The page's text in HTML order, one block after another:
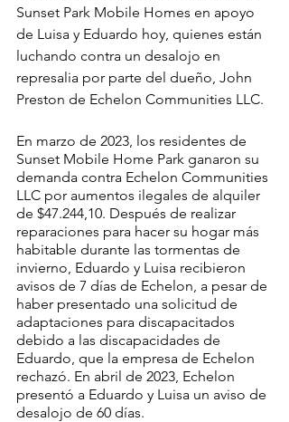
Sunset Park Mobile Homes en apoyo
de Luisa y Eduardo hoy, quienes están
luchando contra un desalojo en
represalia por parte del dueño, John
Preston de Echelon Communities LLC.
En marzo de 2023, los residentes de
Sunset Mobile Home Park ganaron su
demanda contra Echelon Communities
LLC por aumentos ilegales de alquiler
de $47.244,10. Después de realizar
reparaciones para hacer su hogar más
habitable durante las tormentas de
invierno, Eduardo y Luisa recibieron
avisos de 7 días de Echelon, a pesar de
haber presentado una solicitud de
adaptaciones para discapacitados
debido a las discapacidades de
Eduardo, que la empresa de Echelon
rechazó. En abril de 2023, Echelon
presentó a Eduardo y Luisa un aviso de
desalojo de 60 días.